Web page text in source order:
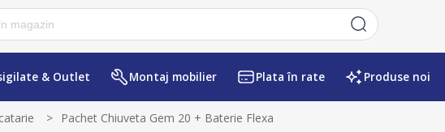
& Outlet Montaj mobilier Plata în rate Produse noi
> Pachet Chiuveta Gem 20 + Baterie Flexa
Numele atributului Valoarea